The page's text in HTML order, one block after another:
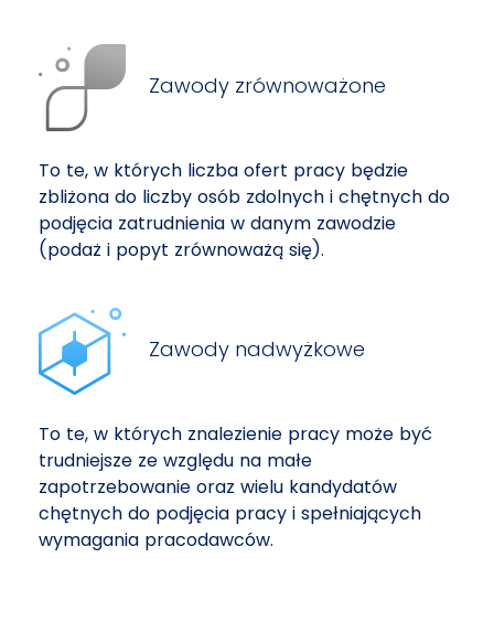
Zawody zrównoważone
To te, w których liczba ofert pracy będzie
zbliżona do liczby osób zdolnych i chętnych do
podjęcia zatrudnienia w danym zawodzie
(podaż i popyt zrównoważą się).
Zawody nadwyżkowe
To te, w których znalezienie pracy może być
trudniejsze ze względu na małe
zapotrzebowanie oraz wielu kandydatów
chętnych do podjęcia pracy i spełniających
wymagania pracodawców.